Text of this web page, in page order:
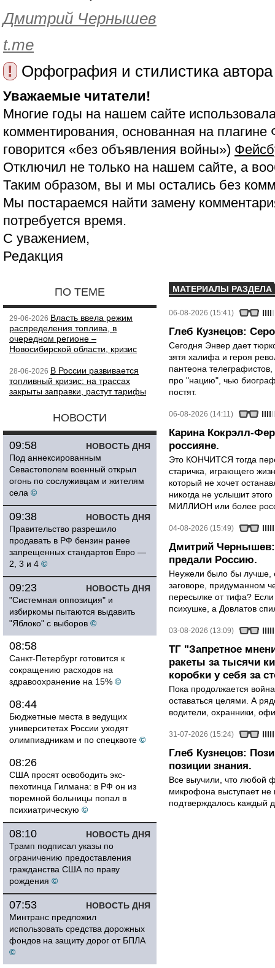
Дмитрий Чернышев
t.me
!
Орфография и стилистика
Уважаемые читатели!
Многие годы на нашем сайте
комментирования, основанная на
говорится «без объявления войны»)
Отключил не только на нашем сайте, а
Таким образом, вы и мы остались без
Мы постараемся найти замену
потребуется время.
С уважением,
Редакция
ПО ТЕМЕ
29-06-2026 Власть ввела режим
распределения топлива, в
очередном регионе –
Новосибирской области, кризис
28-06-2026 В России развивается
топливный кризис: на трассах
закрыты заправки, растут тарифы
НОВОСТИ
НОВОСТЬ ДНЯ
09:58
Под аннексированным
Севастополем военный открыл
огонь по сослуживцам и жителям
села ©
НОВОСТЬ ДНЯ
09:38
Правительство разрешило
продавать в РФ бензин ранее
запрещенных стандартов Евро —
2, 3 и 4 ©
НОВОСТЬ ДНЯ
09:23
"Системная оппозиция" и
избиркомы пытаются выдавить
"Яблоко" с выборов ©
08:58
Санкт-Петербург готовится к
сокращению расходов на
здравоохранение на 15% ©
08:44
Бюджетные места в ведущих
университетах России уходят
олимпиадникам и по спецквоте ©
08:26
США просят освободить экс-
пехотинца Гилмана: в РФ он из
тюремной больницы попал в
психиатрическую ©
НОВОСТЬ ДНЯ
08:10
Трамп подписал указы по
ограничению предоставления
гражданства США по праву
рождения ©
НОВОСТЬ ДНЯ
07:53
Минтранс предложил
использовать средства дорожных
фондов на защиту дорог от БПЛА
©
МАТЕРИАЛЫ РАЗДЕЛА
06-08-2026 (15:41)
Глеб Кузнецов:
Сегодня Энвер дает
зятя халифа и героя
пантеона
про "нацию", чью
постят.
06-08-2026 (14:11)
Карина Кокрэлл-
россияне.
Это КОНЧИТСЯ тогда
старичка, играющего
который не хочет
никогда не услышит
МИЛЛИОН или более
04-08-2026 (15:49)
Дмитрий Чернышев:
предали Россию.
Неужели было бы лучше,
заговоре, придуманном
пересылке от тифа?
психушке, а Довлатов
03-08-2026 (13:09)
ТГ "Запретное
ракеты за тысячи
коробки у себя за
Пока продолжается
оставаться целями. А
водители, охранники,
31-07-2026 (15:24)
Глеб Кузнецов:
позиции знания.
Все выучили, что любой
микрофона выступает не
подтверждалось каждый